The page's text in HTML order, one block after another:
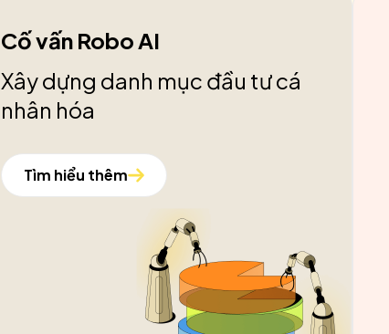
Cố vấn Robo AI
Xây dựng danh mục đầu tư cá
nhân hóa
Tìm hiểu thêm